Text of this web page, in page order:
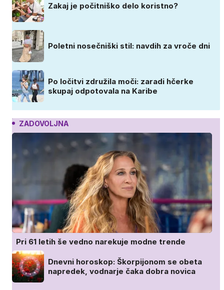
Zakaj je počitniško delo koristno?
Poletni nosečniški stil: navdih za vroče dni
Po ločitvi združila moči: zaradi hčerke
skupaj odpotovala na Karibe
ZADOVOLJNA
Pri 61 letih še vedno narekuje modne trende
Dnevni horoskop: Škorpijonom se obeta
napredek, vodnarje čaka dobra novica